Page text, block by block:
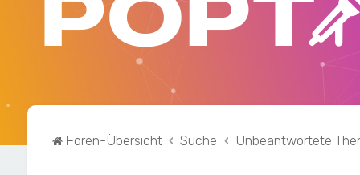
Foren-Übersicht Suche Unbeantwortete